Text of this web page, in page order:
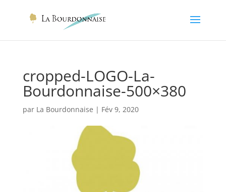
cropped-LOGO-La-
Bourdonnaise-500×380
par La Bourdonnaise | Fév 9, 2020